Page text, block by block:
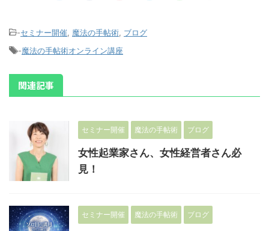
-セミナー開催 魔法の手帖術 ブログ
-魔法の手帖術オンライン講座
関連記事
セミナー開催 魔法の手帖術 ブログ
女性起業家さん、女性経営者さん必
見！
セミナー開催 魔法の手帖術 ブログ